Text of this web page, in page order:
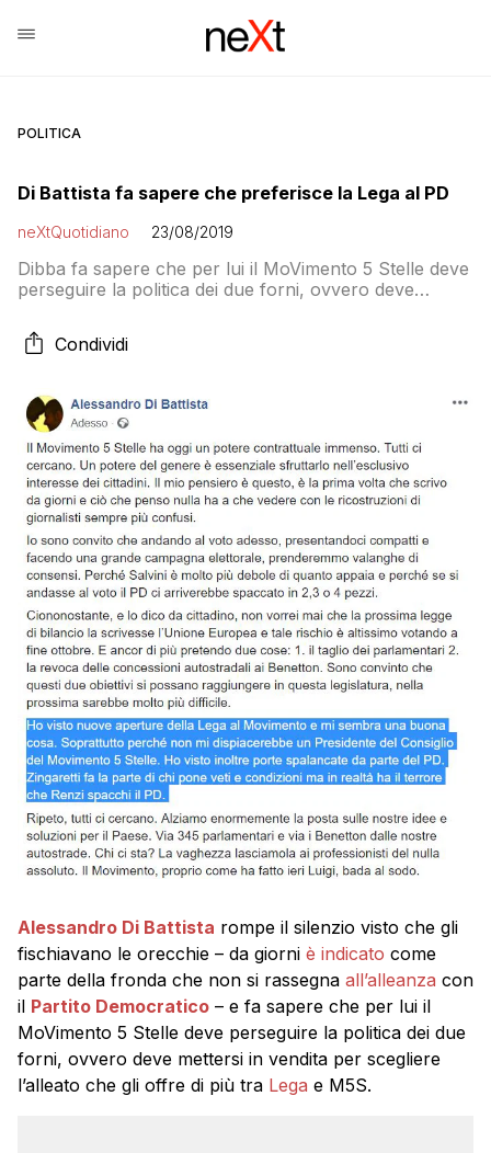
POLITICA
Di Battista fa sapere che preferisce la Lega al PD
neXtQuotidiano 23/08/2019
Dibba fa sapere che per lui il MoVimento 5 Stelle deve
perseguire la politica dei due forni, ovvero deve
più tra Lega e M5S.
Condividi
Alessandro Di Battista rompe il silenzio visto che gli
fischiavano le orecchie – da giorni è indicato come
parte della fronda che non si rassegna all’alleanza con
il Partito Democratico – e fa sapere che per lui il
MoVimento 5 Stelle deve perseguire la politica dei due
forni, ovvero deve mettersi in vendita per scegliere
l’alleato che gli offre di più tra Lega e M5S.